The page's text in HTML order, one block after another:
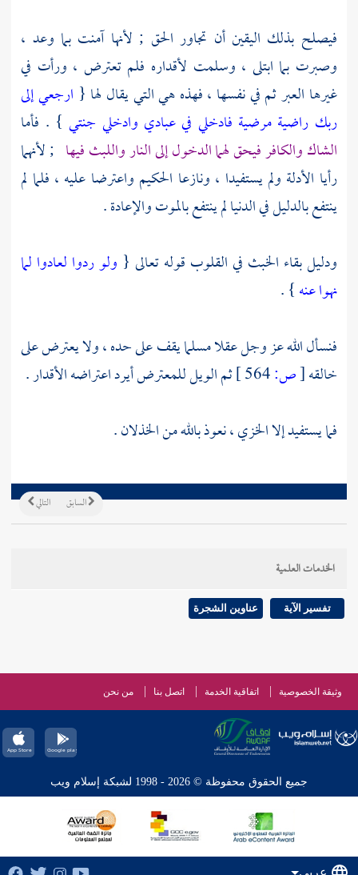
فيصلح بذلك اليقين أن تجاور الحق ; لأنها آمنت بما وعد ،
وصبرت بما ابتلى ، وسلمت لأقداره فلم تعترض ، ورأت في
غيرها العبر ثم في نفسها ، فهذه هي التي يقال لها { ارجعي إلى
ربك راضية مرضية فادخلي في عبادي وادخلي جنتي } . فأما
الشاك والكافر فيحق لهما الدخول إلى النار واللبث فيها ; لأنهما
رأيا الأدلة ولم يستفيدا ، ونازعا الحكيم واعترضا عليه ، فلما لم
ينتفع بالدليل في الدنيا لم ينتفع بالموت والإعادة .
ودليل بقاء الخبث في القلوب قوله تعالى { ولو ردوا لعادوا لما
نهوا عنه} .
فنسأل الله عز وجل عقلا مسلما يقف على حده ، ولا يعترض على
خالقه[ص:
ثم الويل للمعترض أيرد اعتراضه الأقدار .
فما يستفيد إلا الخزي ، نعوذ بالله من الخذلان .
التالي السابق
الخدمات العلمية
تفسير الآية عناوين الشجرة
وثيقة الخصوصية اتفاقية الخدمة اتصل بنا من نحن
جميع الحقوق محفوظة © 2026 - 1998 لشبكة إسلام ويب